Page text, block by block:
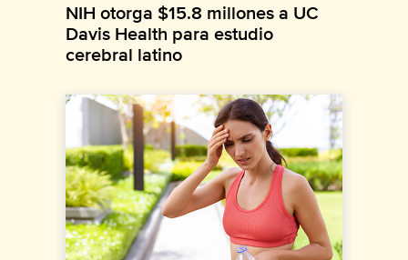
NIH otorga $15.8 millones a UC
Davis Health para estudio
cerebral latino